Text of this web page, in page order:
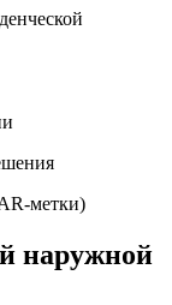
метки)
наружной